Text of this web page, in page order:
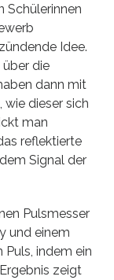
Schülerinnen
Idee.
über die
dann mit
dieser sich
man
reflektierte
Signal der
Pulsmesser
und einem
Puls, indem ein
zeigt